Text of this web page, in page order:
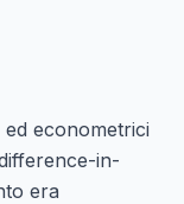
econometrici
in-
era